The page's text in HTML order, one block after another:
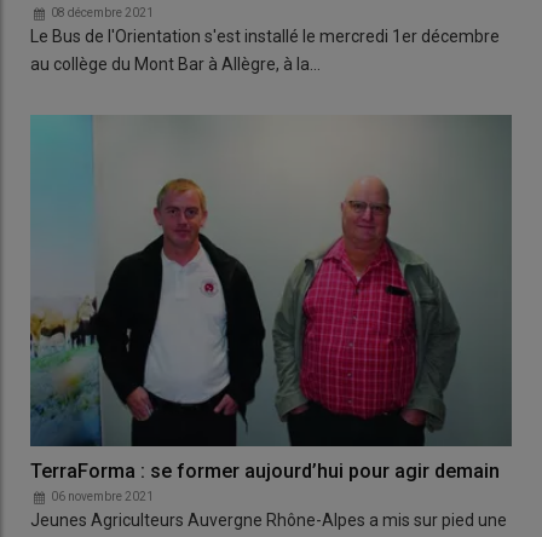
08 décembre 2021
Le Bus de l'Orientation s'est installé le mercredi 1er décembre
au collège du Mont Bar à Allègre, à la…
TerraForma : se former aujourd’hui pour agir demain
06 novembre 2021
Jeunes Agriculteurs Auvergne Rhône-Alpes a mis sur pied une